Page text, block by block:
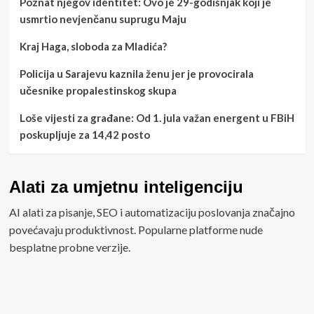
usmrtio nevjenčanu suprugu Maju
Kraj Haga, sloboda za Mladića?
Policija u Sarajevu kaznila ženu jer je provocirala
učesnike propalestinskog skupa
Loše vijesti za građane: Od 1. jula važan energent u FBiH
poskupljuje za 14,42 posto
Alati za umjetnu inteligenciju
AI alati za pisanje, SEO i automatizaciju poslovanja značajno
povećavaju produktivnost. Popularne platforme nude
besplatne probne verzije.